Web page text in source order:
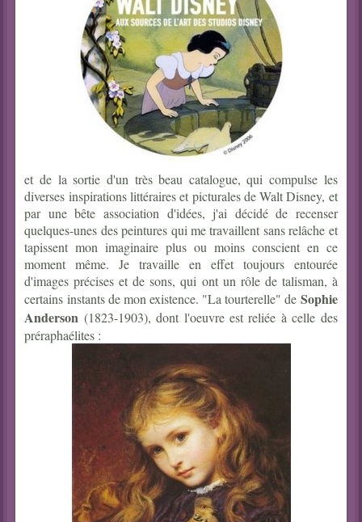
et de la sortie d'un très beau catalogue, qui compulse les
diverses inspirations littéraires et picturales de Walt Disney, et
par une bête association d'idées, j'ai décidé de recenser
quelques-unes des peintures qui me travaillent sans relâche et
tapissent mon imaginaire plus ou moins conscient en ce
moment même. Je travaille en effet toujours entourée
d'images précises et de sons, qui ont un rôle de talisman, à
certains instants de mon existence. "La tourterelle" de Sophie
Anderson (1823-1903), dont l'oeuvre est reliée à celle des
préraphaélites :